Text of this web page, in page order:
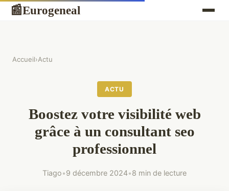
📰Eurogeneal
Accueil›Actu
ACTU
Boostez votre visibilité web
grâce à un consultant seo
professionnel
Tiago•9 décembre 2024•8 min de lecture